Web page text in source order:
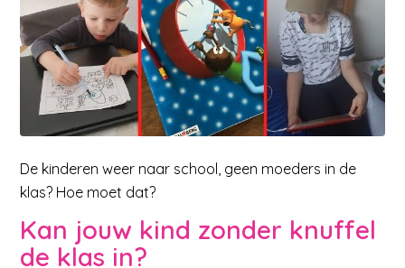
De kinderen weer naar school, geen moeders in de
klas? Hoe moet dat?
Kan jouw kind zonder knuffel
de klas in?